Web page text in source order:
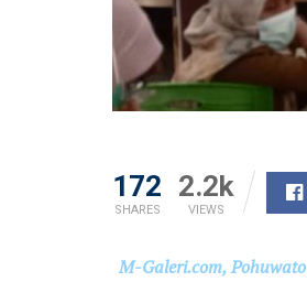
172
SHARES
2.2k
VIEWS
M-Galeri.com, Pohuwato